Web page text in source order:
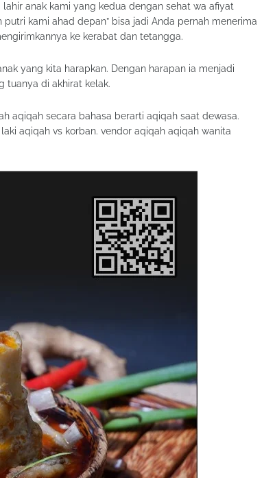
anak kami yang kedua dengan sehat wa afiyat
kami ahad depan” bisa jadi Anda pernah menerima
ke kerabat dan tetangga.
yang kita harapkan. Dengan harapan ia menjadi
tuanya di akhirat kelak.
aqiqah secara bahasa berarti aqiqah saat dewasa.
aqiqah vs korban. vendor aqiqah aqiqah wanita